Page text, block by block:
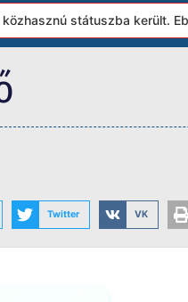
státuszba került.
Twitter VK